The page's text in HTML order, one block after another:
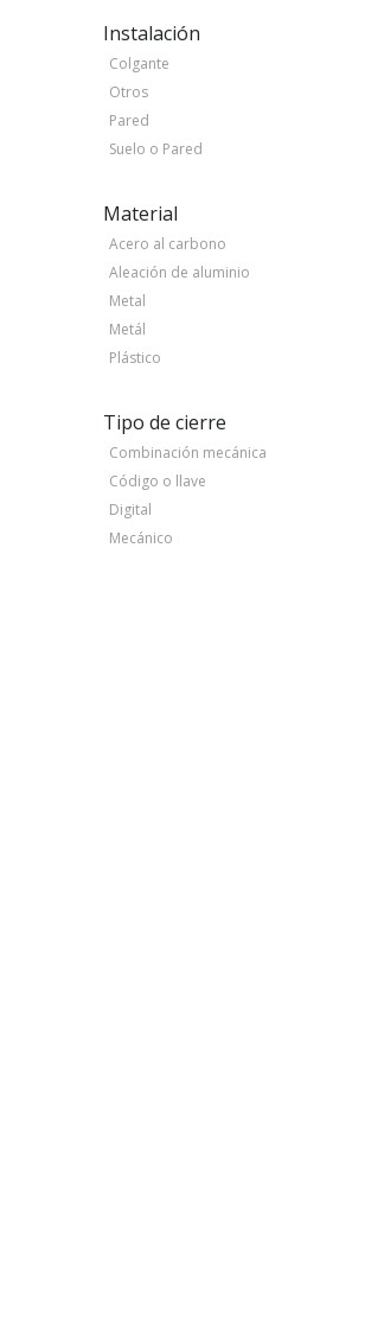
Instalación
Colgante
Otros
Pared
Suelo o Pared
Material
Acero al carbono
Aleación de aluminio
Metal
Metál
Plástico
Tipo de cierre
Combinación mecánica
Código o llave
Digital
Mecánico